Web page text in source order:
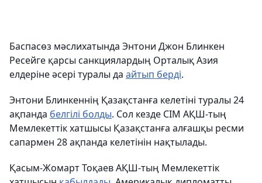
Баспасөз мәслихатында Энтони Джон Блинкен
Ресейге қарсы санкциялардың Орталық Азия
елдеріне әсері туралы да айтып берді.
Энтони Блинкеннің Қазақстанға келетіні туралы 24
ақпанда белгілі болды. Сол кезде СІМ АҚШ-тың
Мемлекеттік хатшысы Қазақстанға алғашқы ресми
сапармен 28 ақпанда келетінін нақтылады.
Қасым-Жомарт Тоқаев АҚШ-тың Мемлекеттік